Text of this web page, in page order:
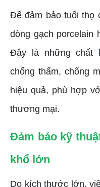
Để đảm bảo tuổi thọ
dòng gạch porcelain
Đây là những chất
chống thấm, chống
hiệu quả, phù hợp
thương mại.
Đảm bảo kỹ
khổ lớn
Do kích thước lớn,